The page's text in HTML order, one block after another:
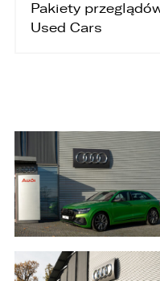
Pakiety
Used Cars
sprawie ochrony
przetwarzaniem
związanych.
1.
są:
1. LELLEK sp. z
2. LELLEK Gliwice
Gliwice,
200 Kędzierzyn-
4. LELLEK